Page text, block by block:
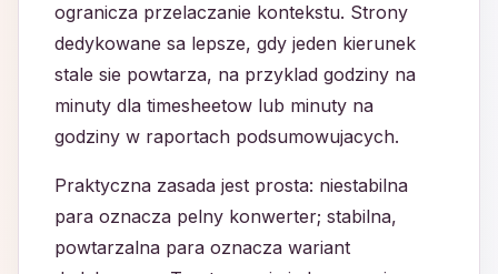
ogranicza przelaczanie kontekstu. Strony
dedykowane sa lepsze, gdy jeden kierunek
stale sie powtarza, na przyklad godziny na
minuty dla timesheetow lub minuty na
godziny w raportach podsumowujacych.
Praktyczna zasada jest prosta: niestabilna
para oznacza pelny konwerter; stabilna,
powtarzalna para oznacza wariant